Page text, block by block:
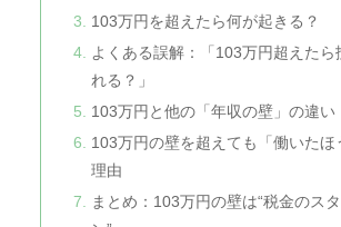
103万円を超えたら何が起きる？
よくある誤解：「103万円超えたら
れる？」
103万円と他の「年収の壁」の違い
103万円の壁を超えても「働いたほ
理由
まとめ：103万円の壁は“税金のス